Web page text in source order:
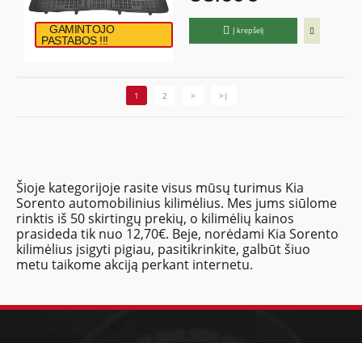
GAMINTOJO
PASTABOS !!!
Į krepšelį
1 2 > >|
Šioje kategorijoje rasite visus mūsų turimus Kia
Sorento automobilinius kilimėlius. Mes jums siūlome
rinktis iš 50 skirtingų prekių, o kilimėlių kainos
prasideda tik nuo 12,70€. Beje, norėdami Kia Sorento
kilimėlius įsigyti pigiau, pasitikrinkite, galbūt šiuo
metu taikome akciją perkant internetu.